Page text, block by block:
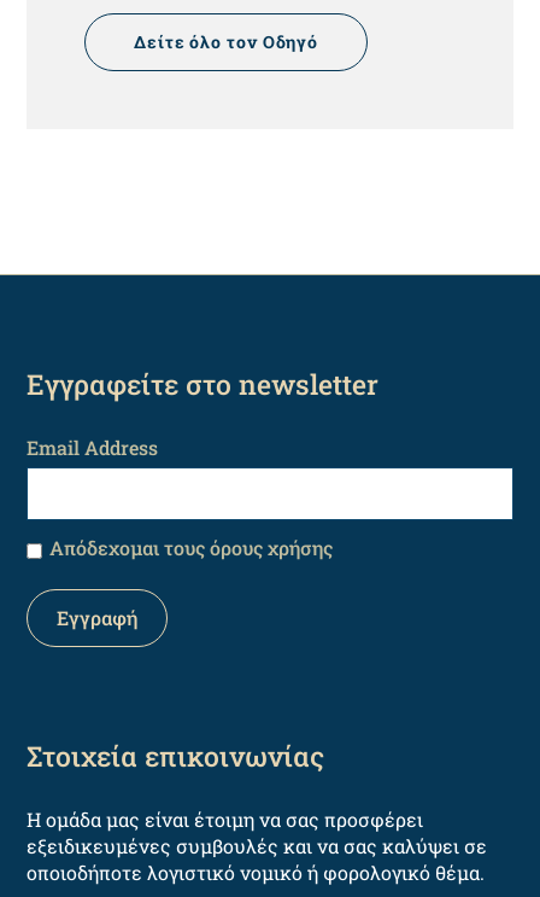
Δείτε όλο τον Οδηγό
Εγγραφείτε στο newsletter
Email Address
Απόδεχομαι τους όρους χρήσης
Στοιχεία επικοινωνίας
Η ομάδα μας είναι έτοιμη να σας προσφέρει
εξειδικευμένες συμβουλές και να σας καλύψει σε
οποιοδήποτε λογιστικό νομικό ή φορολογικό θέμα.